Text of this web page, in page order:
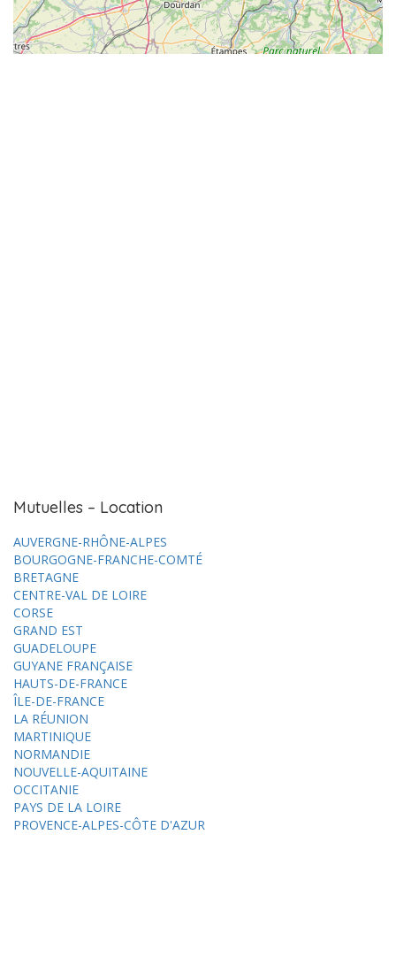
Mutuelles – Location
AUVERGNE-RHÔNE-ALPES
BOURGOGNE-FRANCHE-COMTÉ
BRETAGNE
CENTRE-VAL DE LOIRE
CORSE
GRAND EST
GUADELOUPE
GUYANE FRANÇAISE
HAUTS-DE-FRANCE
ÎLE-DE-FRANCE
LA RÉUNION
MARTINIQUE
NORMANDIE
NOUVELLE-AQUITAINE
OCCITANIE
PAYS DE LA LOIRE
PROVENCE-ALPES-CÔTE D'AZUR